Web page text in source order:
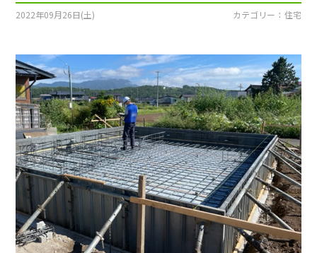
施工事例
土地をお探しの方
イベント
ショールーム
ブログ
2022年09月26日(土) カテゴリー ： 住宅